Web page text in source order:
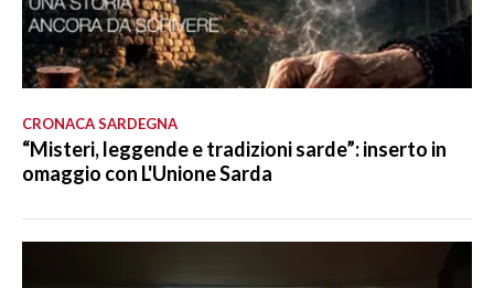
CRONACA SARDEGNA
“Misteri, leggende e tradizioni sarde”: inserto in
omaggio con L'Unione Sarda